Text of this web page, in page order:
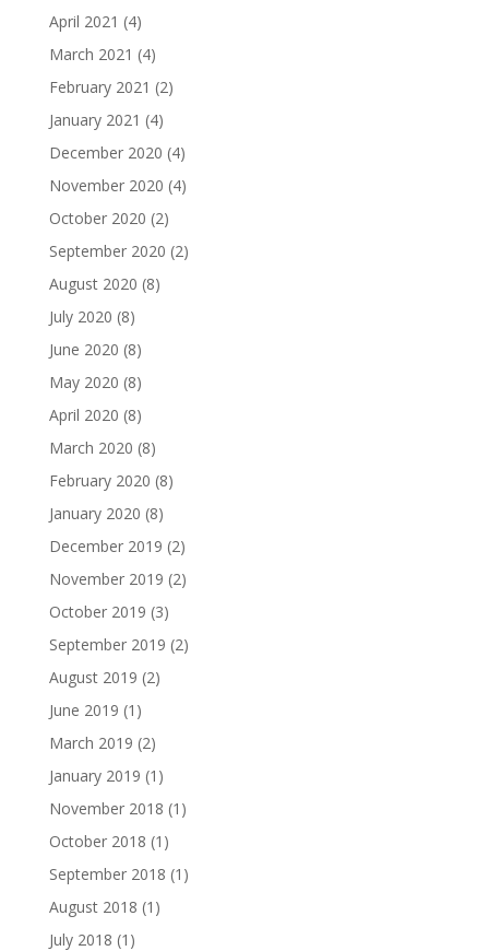
April 2021 (4)
March 2021 (4)
February 2021 (2)
January 2021 (4)
December 2020 (4)
November 2020 (4)
October 2020 (2)
September 2020 (2)
August 2020 (8)
July 2020 (8)
June 2020 (8)
May 2020 (8)
April 2020 (8)
March 2020 (8)
February 2020 (8)
January 2020 (8)
December 2019 (2)
November 2019 (2)
October 2019 (3)
September 2019 (2)
August 2019 (2)
June 2019 (1)
March 2019 (2)
January 2019 (1)
November 2018 (1)
October 2018 (1)
September 2018 (1)
August 2018 (1)
July 2018 (1)